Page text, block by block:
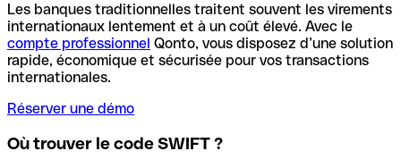
Les banques traditionnelles traitent souvent les virements
internationaux lentement et à un coût élevé. Avec le
compte professionnel Qonto, vous disposez d’une solution
rapide, économique et sécurisée pour vos transactions
internationales.
Réserver une démo
Où trouver le code SWIFT ?